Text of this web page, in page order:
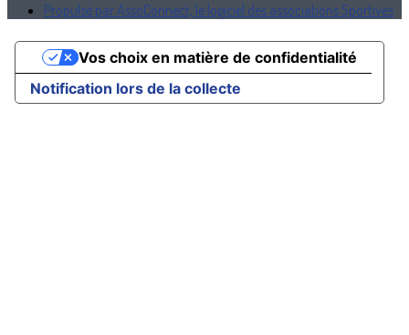
Propulsé par AssoConnect, le logiciel des associations Sportives
Notification lors de la collecte
Vos choix en matière de confidentialité